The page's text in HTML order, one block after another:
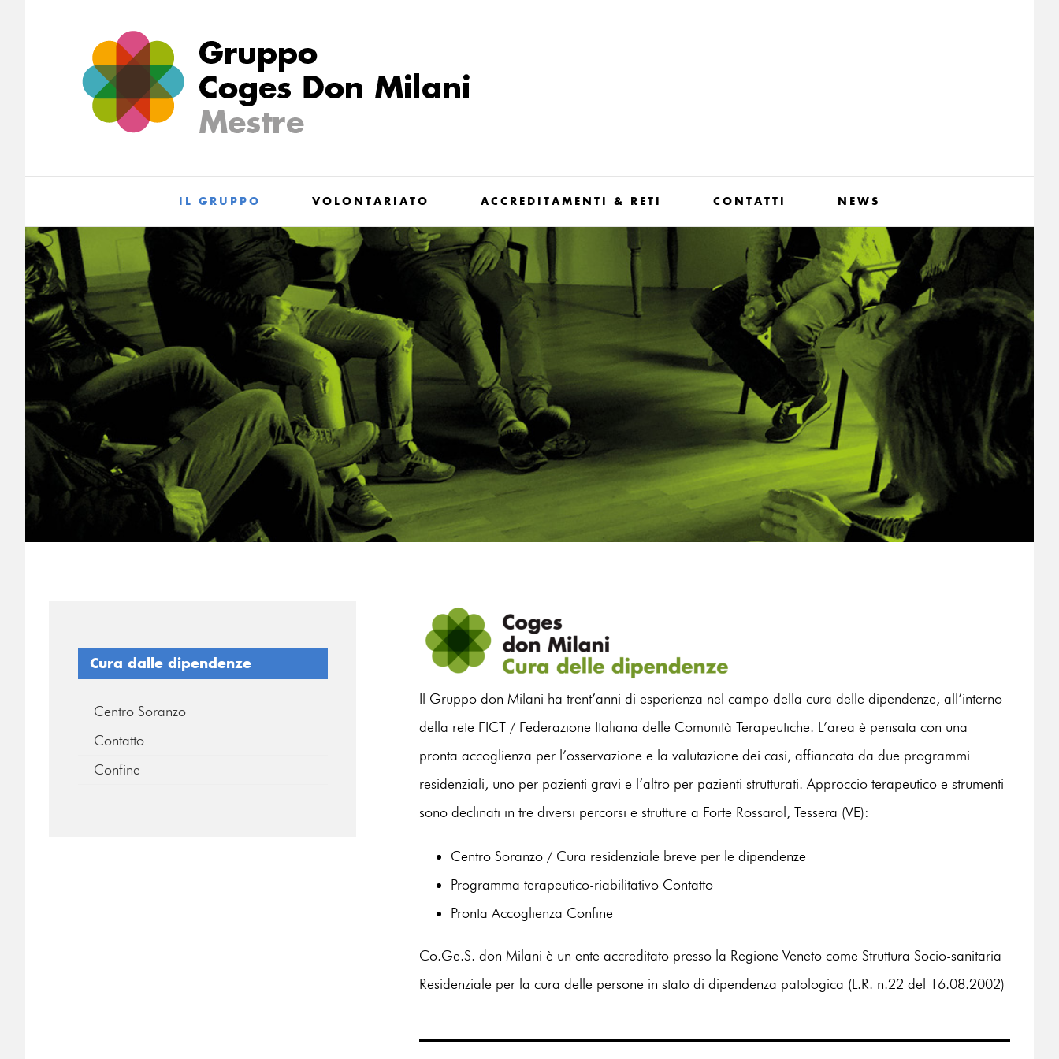
IL GRUPPO VOLONTARIATO ACCREDITAMENTI & RETI CONTATTI NEWS
Il Gruppo don Milani ha trent’anni di esperienza nel campo della cura delle dipendenze, all’interno
della rete FICT / Federazione Italiana delle Comunità Terapeutiche. L’area è pensata con una
pronta accoglienza per l’osservazione e la valutazione dei casi, affiancata da due programmi
residenziali, uno per pazienti gravi e l’altro per pazienti strutturati. Approccio terapeutico e strumenti
sono declinati in tre diversi percorsi e strutture a Forte Rossarol, Tessera (VE):
Centro Soranzo / Cura residenziale breve per le dipendenze
Programma terapeutico-riabilitativo Contatto
Pronta Accoglienza Confine
Co.Ge.S. don Milani è un ente accreditato presso la Regione Veneto come Struttura Socio-sanitaria
Residenziale per la cura delle persone in stato di dipendenza patologica (L.R. n.22 del 16.08.2002)
Cura dalle dipendenze
Centro Soranzo
Contatto
Confine